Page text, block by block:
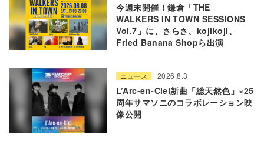
今週末開催！鎌倉「THE
WALKERS IN TOWN SESSIONS
Vol.7」に、さらさ、kojikoji、
Fried Banana Shopら出演
ニュース 2026.8.3
L’Arc-en-Ciel新曲「総天然色」×25
周年サマソニのコラボレーション映
像公開